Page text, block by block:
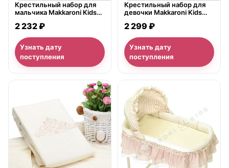
Крестильный набор для
мальчика Makkaroni Kids
2 232 ₽
Узнать дату
поступления
Крестильный набор для
девочки Makkaroni Kids
2 299 ₽
Узнать дату
поступления
нет в продаже